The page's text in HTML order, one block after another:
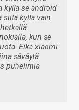
kyllä se android
siitä kyllä vain
kun se
Eikä xiaomi
säväytä
puhelimia